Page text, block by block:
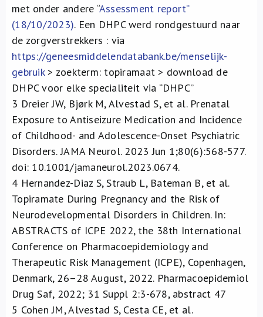
met onder andere “Assessment report”
(18/10/2023). Een DHPC werd rondgestuurd naar
de zorgverstrekkers : via
https://geneesmiddelendatabank.be/menselijk-
gebruik> zoekterm: topiramaat > download de
DHPC voor elke specialiteit via “DHPC”
3 Dreier JW, Bjørk M, Alvestad S, et al. Prenatal
Exposure to Antiseizure Medication and Incidence
of Childhood- and Adolescence-Onset Psychiatric
Disorders. JAMA Neurol. 2023 Jun 1;80(6):568-577.
doi: 10.1001/jamaneurol.2023.0674.
4 Hernandez-Diaz S, Straub L, Bateman B, et al.
Topiramate During Pregnancy and the Risk of
Neurodevelopmental Disorders in Children. In:
ABSTRACTS of ICPE 2022, the 38th International
Conference on Pharmacoepidemiology and
Therapeutic Risk Management (ICPE), Copenhagen,
Denmark, 26–28 August, 2022. Pharmacoepidemiol
Drug Saf, 2022; 31 Suppl 2:3-678, abstract 47
5 Cohen JM, Alvestad S, Cesta CE, et al.